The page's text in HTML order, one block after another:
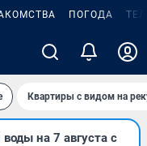
ПОГОДА
Квартиры с видом на
на 7 августа с